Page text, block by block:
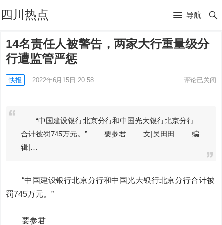
四川热点 导航
14名责任人被警告，两家大行重量级分
行遭监管严惩
快报 2022年6月15日 20:58 评论已关闭
“中国建设银行北京分行和中国光大银行北京分行
合计被罚745万元。” 要参君 文|吴田田 编
辑|…
“中国建设银行北京分行和中国光大银行北京分行合计被
罚745万元。”
要参君